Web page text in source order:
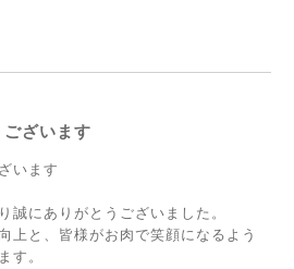
ざいます
います
誠にありがとうございました。
上と、皆様がお肉で笑顔になるよう
す。